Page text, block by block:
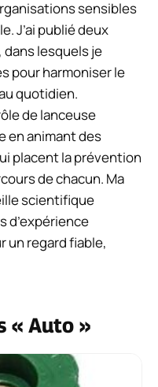
sensibles
J’ai publié deux
lesquels je
pour harmoniser le
quotidien.
de lanceuse
en animant des
placent la prévention
de chacun. Ma
scientifique
d’expérience
un regard fiable,
« Auto »